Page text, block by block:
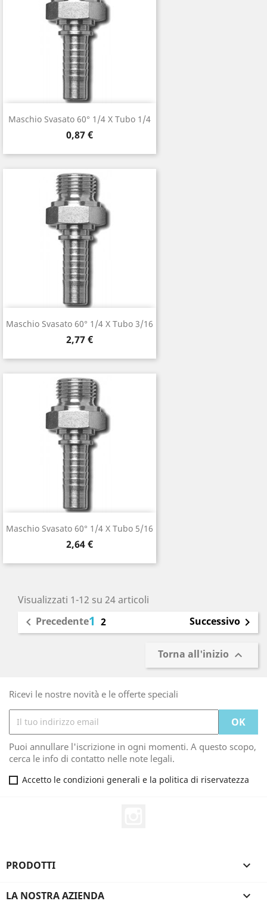
Maschio Svasato 60° 1/4 X Tubo 1/4
Prezzo
0,87 €
Maschio Svasato 60° 1/4 X Tubo 3/16
Prezzo
2,77 €
Maschio Svasato 60° 1/4 X Tubo 5/16
Prezzo
2,64 €
Visualizzati 1-12 su 24 articoli
 Precedente1 2 Successivo 
Torna all'inizio 
Ricevi le nostre novità e le offerte speciali
Puoi annullare l'iscrizione in ogni momenti. A questo scopo,
cerca le info di contatto nelle note legali.
Accetto le condizioni generali e la politica di riservatezza
PRODOTTI 
LA NOSTRA AZIENDA 